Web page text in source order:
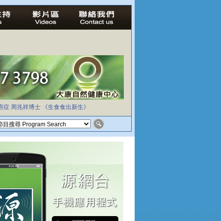
症 周兆祥博士 《生食食出新生》